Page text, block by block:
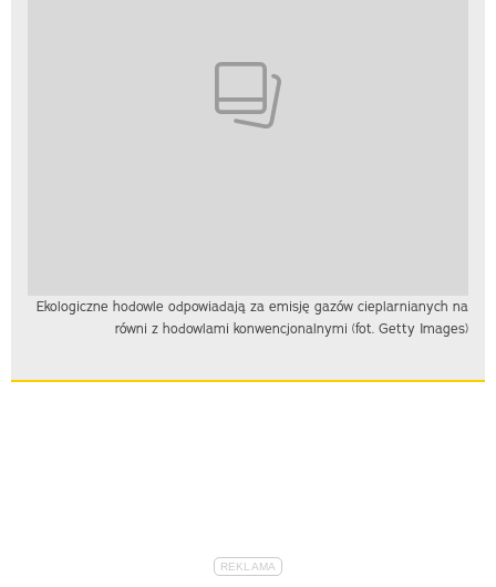
Ekologiczne hodowle odpowiadają za emisję gazów cieplarnianych na
równi z hodowlami konwencjonalnymi (fot. Getty Images)